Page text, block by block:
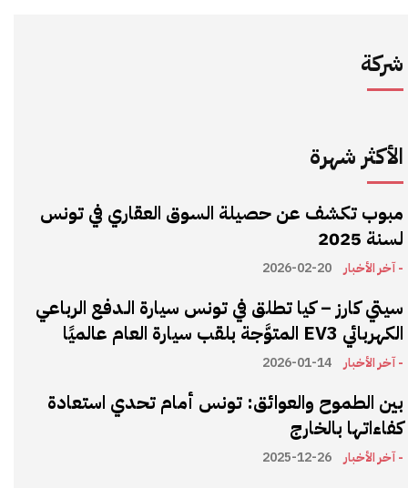
شركة
الأكثر شهرة
مبوب تكشف عن حصيلة السوق العقاري في تونس
لسنة 2025
- آخر الأخبار 2026-02-20
سيتي كارز – كيا تطلق في تونس سيارة الـدفع الرباعي
الكهربائي EV3 المتوَّجة بلقب سيارة العام عالميًا
- آخر الأخبار 2026-01-14
بين الطموح والعوائق: تونس أمام تحدي استعادة
كفاءاتها بالخارج
- آخر الأخبار 2025-12-26